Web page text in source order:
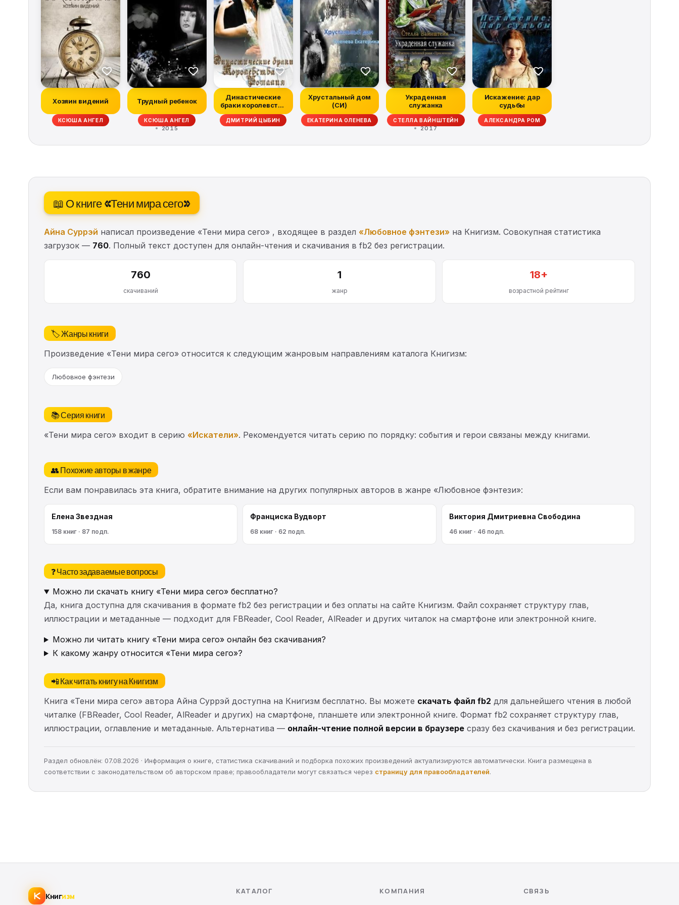
Хозяин видений
КСЮША АНГЕЛ
Трудный ребенок
КСЮША АНГЕЛ
2015
Династические
браки королевства
Рошалия
ДМИТРИЙ ЦЫБИН
Хрустальный дом
(СИ)
ЕКАТЕРИНА ОЛЕНЕВА
Украденная
служанка
СТЕЛЛА ВАЙНШТЕЙН
2017
Искажение: дар
судьбы
АЛЕКСАНДРА РОМ
📖 О книге «Тени мира сего»
Айна Суррэй написал произведение «Тени мира сего» , входящее в раздел «Любовное фэнтези» на Книгизм. Совокупная статистика
загрузок — 760. Полный текст доступен для онлайн-чтения и скачивания в fb2 без регистрации.
760
скачиваний
1
жанр
18+
возрастной рейтинг
🏷️ Жанры книги
Произведение «Тени мира сего» относится к следующим жанровым направлениям каталога Книгизм:
Любовное фэнтези
📚 Серия книги
«Тени мира сего» входит в серию «Искатели». Рекомендуется читать серию по порядку: события и герои связаны между книгами.
👥 Похожие авторы в жанре
Если вам понравилась эта книга, обратите внимание на других популярных авторов в жанре «Любовное фэнтези»:
Елена Звездная
158 книг · 87 подп.
Франциска Вудворт
68 книг · 62 подп.
Виктория Дмитриевна Свободина
46 книг · 46 подп.
❓ Часто задаваемые вопросы
Можно ли скачать книгу «Тени мира сего» бесплатно?
Да, книга доступна для скачивания в формате fb2 без регистрации и без оплаты на сайте Книгизм. Файл сохраняет структуру глав,
иллюстрации и метаданные — подходит для FBReader, Cool Reader, AlReader и других читалок на смартфоне или электронной книге.
Можно ли читать книгу «Тени мира сего» онлайн без скачивания?
К какому жанру относится «Тени мира сего»?
📲 Как читать книгу на Книгизм
Книга «Тени мира сего» автора Айна Суррэй доступна на Книгизм бесплатно. Вы можете скачать файл fb2 для дальнейшего чтения в любой
читалке (FBReader, Cool Reader, AlReader и других) на смартфоне, планшете или электронной книге. Формат fb2 сохраняет структуру глав,
иллюстрации, оглавление и метаданные. Альтернатива — онлайн-чтение полной версии в браузере сразу без скачивания и без регистрации.
Раздел обновлён: 07.08.2026 · Информация о книге, статистика скачиваний и подборка похожих произведений актуализируются автоматически. Книга размещена в
соответствии с законодательством об авторском праве; правообладатели могут связаться через страницу для правообладателей.
Книгизм
КАТАЛОГ КОМПАНИЯ СВЯЗЬ